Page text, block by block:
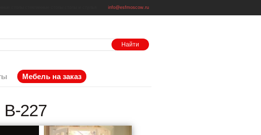
info@esfmoscow.ru
Мебель на заказ
227